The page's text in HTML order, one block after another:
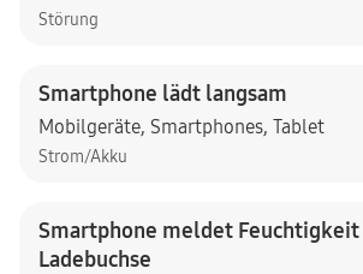
Störung
Smartphone lädt langsam
Mobilgeräte, Smartphones, Tablet
Strom/Akku
Smartphone meldet Feuchtigkeit
Ladebuchse